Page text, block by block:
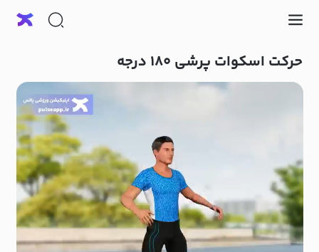
حرکت اسکوات پرشی ۱۸۰ درجه